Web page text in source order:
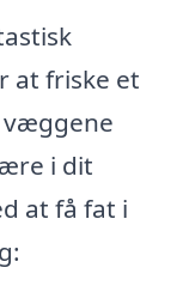
at friske et
i dit
at få fat i